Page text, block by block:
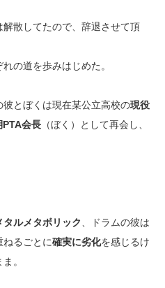
散してたので、辞退させて頂
の道を歩みはじめた。
とぼくは現在某公立高校の現役
PTA会長 （ぼく）として再会し、
タルメタボリック
、ドラムの彼は
るごとに確実に劣化を感じるけ
。